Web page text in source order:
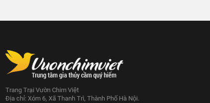
Trang Trại Vườn Chim Việt
Địa chỉ: Xóm 6, Xã Thanh Trì, Thành Phố Hà Nội.